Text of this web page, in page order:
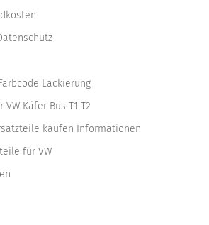
Lackierung
Käfer Bus T1 T2
kaufen Informationen
für VW